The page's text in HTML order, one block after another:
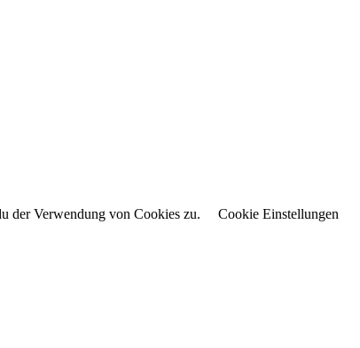
der Verwendung von Cookies zu.
Cookie Einstellungen